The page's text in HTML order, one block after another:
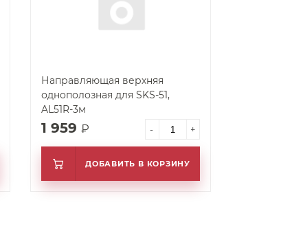
Направляющая верхняя
однополозная для SKS-51,
AL51R-3м
1 959 ₽ - +
ДОБАВИТЬ В КОРЗИНУ